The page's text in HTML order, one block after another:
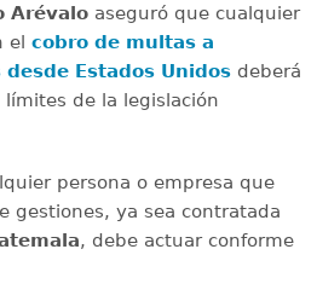
Arévaloaseguró que cualquier
el cobro de multas a
Estados Unidosdeberá
de la legislación
persona o empresa que
gestiones, ya sea contratada
, debe actuar conforme